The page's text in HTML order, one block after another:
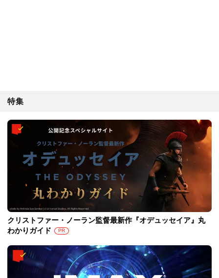
特集
クリストファー・ノーラン監督最新作『オデュッセイア』丸
わかりガイド
PR